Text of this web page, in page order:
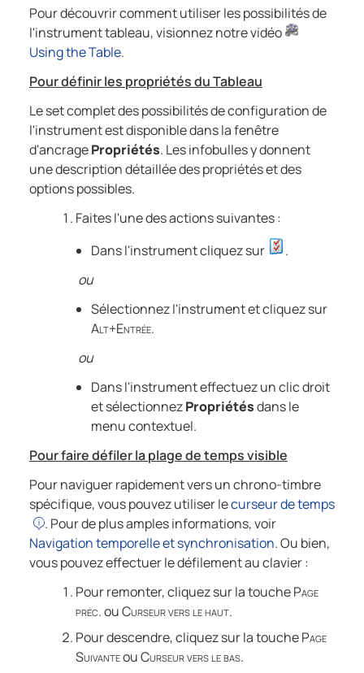
Pour découvrir comment utiliser les possibilités de
l'instrument tableau, visionnez notre vidéo
Using the Table.
Pour définir les propriétés du Tableau
Le set complet des possibilités de configuration de
l'instrument est disponible dans la fenêtre
d'ancragePropriétés. Les infobulles y donnent
une description détaillée des propriétés et des
options possibles.
Faites l'une des actions suivantes :
Dans l'instrument cliquez sur
.
ou
Sélectionnez l'instrument et cliquez sur
Alt+Entrée.
ou
Dans l'instrument effectuez un clic droit
et sélectionnezPropriétésdans le
menu contextuel.
Pour faire défiler la plage de temps visible
Pour naviguer rapidement vers un chrono-timbre
spécifique, vous pouvez utiliser lecurseur de temps
. Pour de plus amples informations, voir
Navigation temporelle et synchronisation. Ou bien,
vous pouvez effectuer le défilement au clavier :
Pour remonter, cliquez sur la touchePage
préc.ouCurseur vers le haut.
Pour descendre, cliquez sur la touchePage
SuivanteouCurseur vers le bas.